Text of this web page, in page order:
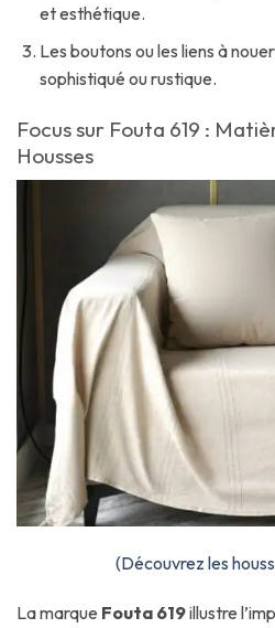
et esthétique.
Les boutons ou les liens à
sophistiqué ou rustique.
Focus sur Fouta 619 :
Housses
(Découvrez les
La marque Fouta 619illustre